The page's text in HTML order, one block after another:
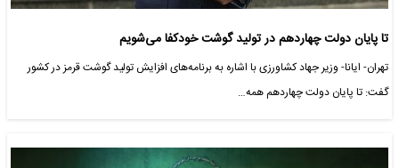
تا پایان دولت چهاردهم در تولید گوشت خودکفا می‌شویم
تهران- ایانا- وزیر جهاد کشاورزی با اشاره به برنامه‌های افزایش تولید گوشت قرمز در کشور
گفت: تا پایان دولت چهاردهم همه…